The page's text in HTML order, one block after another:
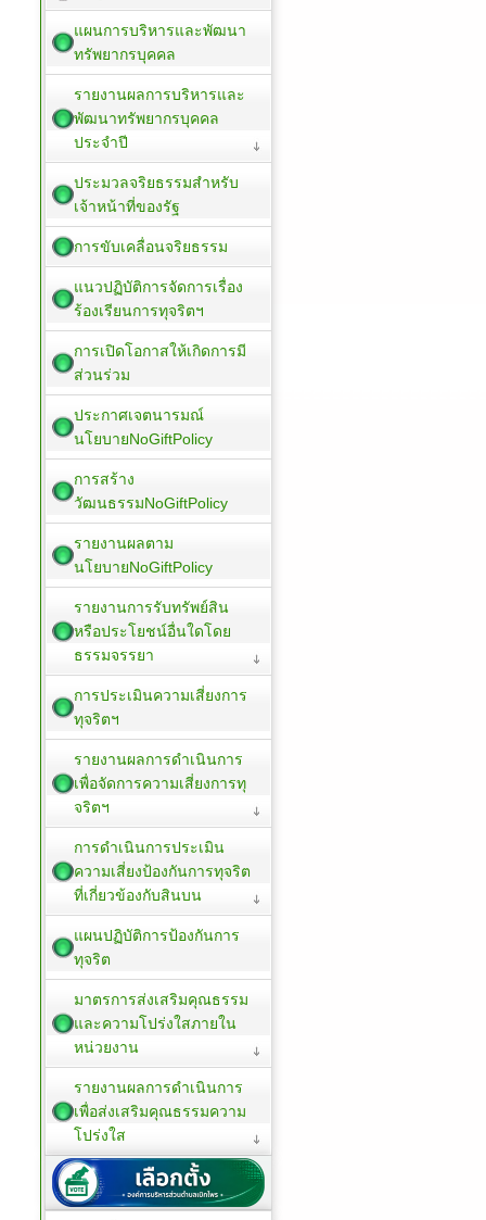
แผนการบริหารและพัฒนา
ทรัพยากรบุคคล
รายงานผลการบริหารและ
พัฒนาทรัพยากรบุคคล
ประจำปี
ประมวลจริยธรรมสำหรับ
เจ้าหน้าที่ของรัฐ
การขับเคลื่อนจริยธรรม
แนวปฏิบัติการจัดการเรื่อง
ร้องเรียนการทุจริตฯ
การเปิดโอกาสให้เกิดการมี
ส่วนร่วม
ประกาศเจตนารมณ์
นโยบายNoGiftPolicy
การสร้าง
วัฒนธรรมNoGiftPolicy
รายงานผลตาม
นโยบายNoGiftPolicy
รายงานการรับทรัพย์สิน
หรือประโยชน์อื่นใดโดย
ธรรมจรรยา
การประเมินความเสี่ยงการ
ทุจริตฯ
รายงานผลการดำเนินการ
เพื่อจัดการความเสี่ยงการทุ
จริตฯ
การดำเนินการประเมิน
ความเสี่ยงป้องกันการทุจริต
ที่เกี่ยวข้องกับสินบน
แผนปฏิบัติการป้องกันการ
ทุจริต
มาตรการส่งเสริมคุณธรรม
และความโปร่งใสภายใน
หน่วยงาน
รายงานผลการดำเนินการ
เพื่อส่งเสริมคุณธรรมความ
โปร่งใส